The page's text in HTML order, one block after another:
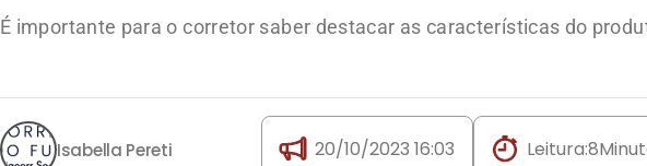
É importante para o corretor saber destacar as características do
Isabella Pereti 20/10/2023 16:03 Leitura:8